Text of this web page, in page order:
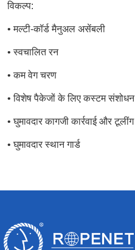
विकल्प:
• मल्टी-कॉर्ड मैनुअल असेंबली
• स्वचालित रन
• कम वेग चरण
• विशेष पैकेजों के लिए कस्टम संशोधन
• घुमावदार कागजी कार्रवाई और टूलींग
• घुमावदार स्थान गार्ड